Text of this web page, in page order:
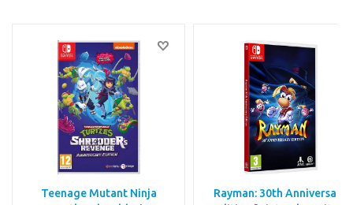
Teenage Mutant Ninja
Rayman: 30th Anniversary